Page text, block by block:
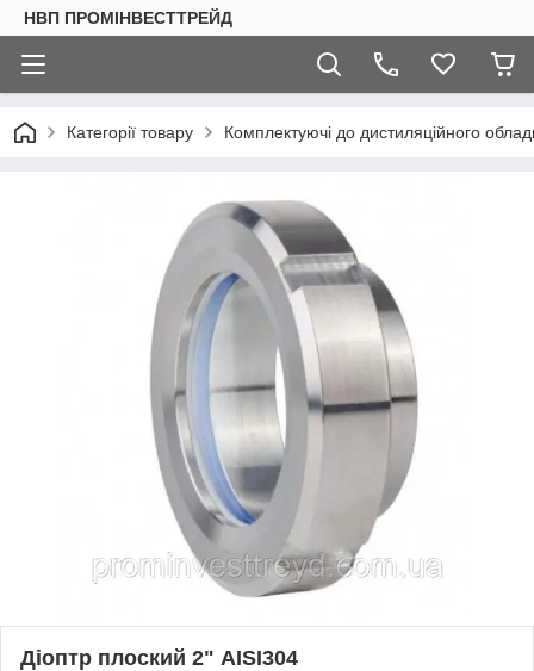
НВП ПРОМІНВЕСТТРЕЙД
Категорії товару Комплектуючі до дистиляційного
Діоптр плоский 2" AISI304